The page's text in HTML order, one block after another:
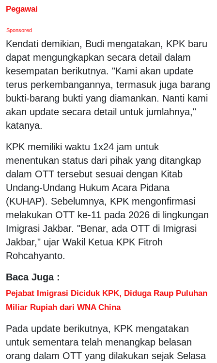
Pegawai
Sponsored
Kendati demikian, Budi mengatakan, KPK baru
dapat mengungkapkan secara detail dalam
kesempatan berikutnya. "Kami akan update
terus perkembangannya, termasuk juga barang
bukti-barang bukti yang diamankan. Nanti kami
akan update secara detail untuk jumlahnya,"
katanya.
KPK memiliki waktu 1x24 jam untuk
menentukan status dari pihak yang ditangkap
dalam OTT tersebut sesuai dengan Kitab
Undang-Undang Hukum Acara Pidana
(KUHAP). Sebelumnya, KPK mengonfirmasi
melakukan OTT ke-11 pada 2026 di lingkungan
Imigrasi Jakbar. "Benar, ada OTT di Imigrasi
Jakbar," ujar Wakil Ketua KPK Fitroh
Rohcahyanto.
Baca Juga :
Pejabat Imigrasi Diciduk KPK, Diduga Raup Puluhan
Miliar Rupiah dari WNA China
Pada update berikutnya, KPK mengatakan
untuk sementara telah menangkap belasan
orang dalam OTT yang dilakukan sejak Selasa